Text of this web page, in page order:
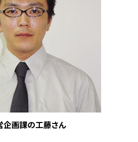
企画課の工藤さん